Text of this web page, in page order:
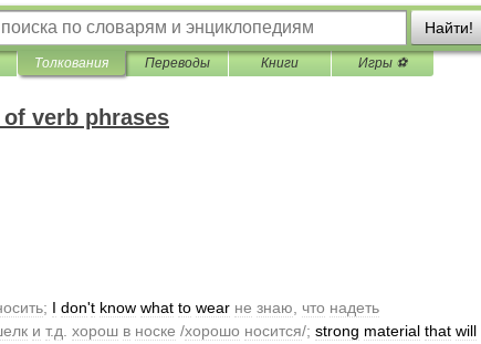
Найти!
Толкования Переводы Книги Игры ⚽
verb phrases
; I don't know what to wear не знаю что надеть
и т.д хорош в носке /хорошо носится/; strong material that will